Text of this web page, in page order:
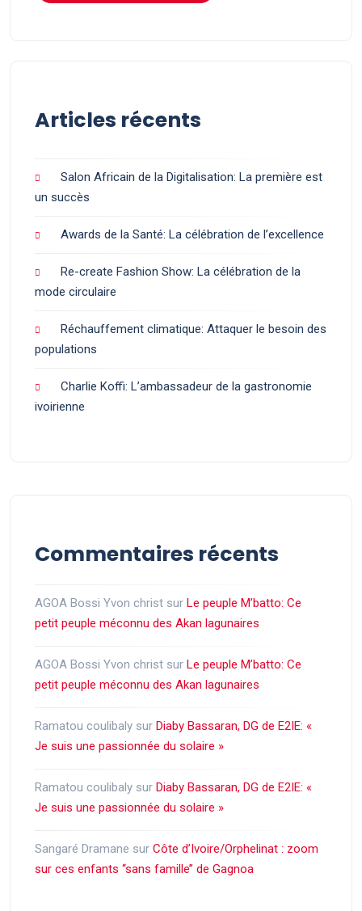
Articles récents
Salon Africain de la Digitalisation: La première est
un succès
Awards de la Santé: La célébration de l’excellence
Re-create Fashion Show: La célébration de la
mode circulaire
Réchauffement climatique: Attaquer le besoin des
populations
Charlie Koffi: L’ambassadeur de la gastronomie
ivoirienne
Commentaires récents
AGOA Bossi Yvon christ sur Le peuple M’batto: Ce
petit peuple méconnu des Akan lagunaires
AGOA Bossi Yvon christ sur Le peuple M’batto: Ce
petit peuple méconnu des Akan lagunaires
Ramatou coulibaly sur Diaby Bassaran, DG de E2IE: «
Je suis une passionnée du solaire »
Ramatou coulibaly sur Diaby Bassaran, DG de E2IE: «
Je suis une passionnée du solaire »
Sangaré Dramane sur Côte d’Ivoire/Orphelinat : zoom
sur ces enfants ‘‘sans famille’’ de Gagnoa